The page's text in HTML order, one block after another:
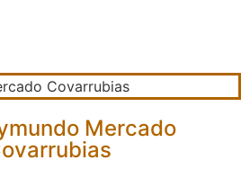
Mercado